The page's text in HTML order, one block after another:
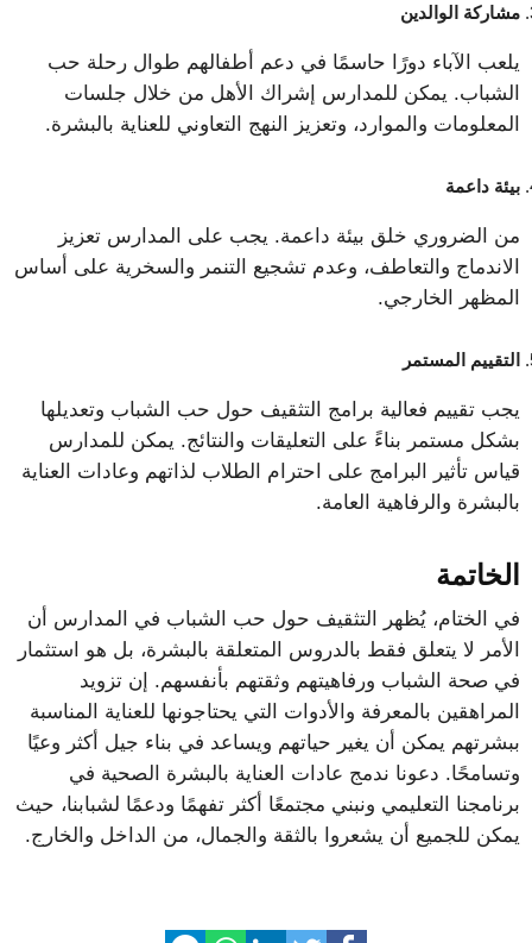
مشاركة الوالدين
يلعب الآباء دورًا حاسمًا في دعم أطفالهم طوال رحلة حب
الشباب. يمكن للمدارس إشراك الأهل من خلال جلسات
المعلومات والموارد، وتعزيز النهج التعاوني للعناية بالبشرة.
بيئة داعمة
من الضروري خلق بيئة داعمة. يجب على المدارس تعزيز
الاندماج والتعاطف، وعدم تشجيع التنمر والسخرية على أساس
المظهر الخارجي.
التقييم المستمر
يجب تقييم فعالية برامج التثقيف حول حب الشباب وتعديلها
بشكل مستمر بناءً على التعليقات والنتائج. يمكن للمدارس
قياس تأثير البرامج على احترام الطلاب لذاتهم وعادات العناية
بالبشرة والرفاهية العامة.
الخاتمة
في الختام، يُظهر التثقيف حول حب الشباب في المدارس أن
الأمر لا يتعلق فقط بالدروس المتعلقة بالبشرة، بل هو استثمار
في صحة الشباب ورفاهيتهم وثقتهم بأنفسهم. إن تزويد
المراهقين بالمعرفة والأدوات التي يحتاجونها للعناية المناسبة
ببشرتهم يمكن أن يغير حياتهم ويساعد في بناء جيل أكثر وعيًا
وتسامحًا. دعونا ندمج عادات العناية بالبشرة الصحية في
برنامجنا التعليمي ونبني مجتمعًا أكثر تفهمًا ودعمًا لشبابنا، حيث
يمكن للجميع أن يشعروا بالثقة والجمال، من الداخل والخارج.